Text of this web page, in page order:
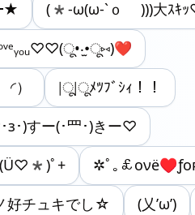
(*-ω(ω-`ｏ )))大ｽｷ
） |ू|ूﾒﾂﾌﾞｼｨ！！
з･)すー(･罒･)きー♡
ﾟ+ ✲ﾟ｡￡
チュキでし☆ (乂’ω’)